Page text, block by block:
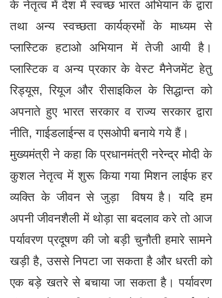
के नेतृत्व में देश में स्वच्छ भारत अभियान के द्वारा
तथा अन्य स्वच्छता कार्यक्रमों के माध्यम से
प्लास्टिक हटाओ अभियान में तेजी आयी है।
प्लास्टिक व अन्य प्रकार के वेस्ट मैनेजमेंट हेतु
रिड्यूस, रियूज और रीसाइकिल के सिद्धान्त को
अपनाते हुए भारत सरकार व राज्य सरकार द्वारा
नीति, गाईडलाईन्स व एसओपी बनाये गये हैं।
मुख्यमंत्री ने कहा कि प्रधानमंत्री नरेन्द्र मोदी के
कुशल नेतृत्व में शुरू किया गया मिशन लाईफ हर
व्यक्ति के जीवन से जुड़ा विषय है। यदि हम
अपनी जीवनशैली में थोड़ा सा बदलाव करे तो आज
पर्यावरण प्रदूषण की जो बड़ी चुनौती हमारे सामने
खड़ी है, उससे निपटा जा सकता है और धरती को
एक बड़े खतरे से बचाया जा सकता है। पर्यावरण